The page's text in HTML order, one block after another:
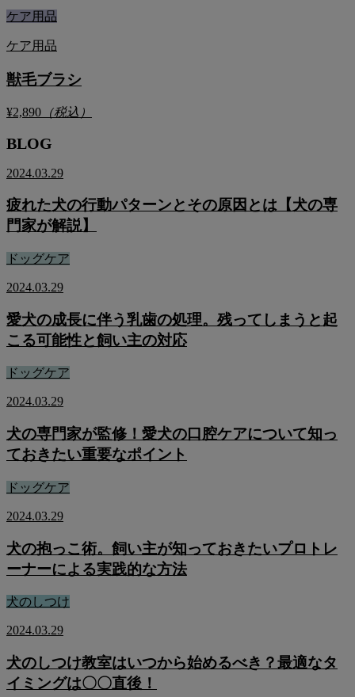
ケア用品
ケア用品
獣毛ブラシ
¥2,890 （税込）
BLOG
2024.03.29
疲れた犬の行動パターンとその原因とは【犬の専
門家が解説】
ドッグケア
2024.03.29
愛犬の成長に伴う乳歯の処理。残ってしまうと起
こる可能性と飼い主の対応
ドッグケア
2024.03.29
犬の専門家が監修！愛犬の口腔ケアについて知っ
ておきたい重要なポイント
ドッグケア
2024.03.29
犬の抱っこ術。飼い主が知っておきたいプロトレ
ーナーによる実践的な方法
犬のしつけ
2024.03.29
犬のしつけ教室はいつから始めるべき？最適なタ
イミングは〇〇直後！